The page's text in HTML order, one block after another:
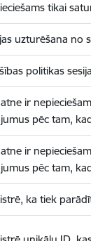
tikai
uzturēšana no
politikas
ir
pēc tam,
ir
pēc tam,
ka tiek